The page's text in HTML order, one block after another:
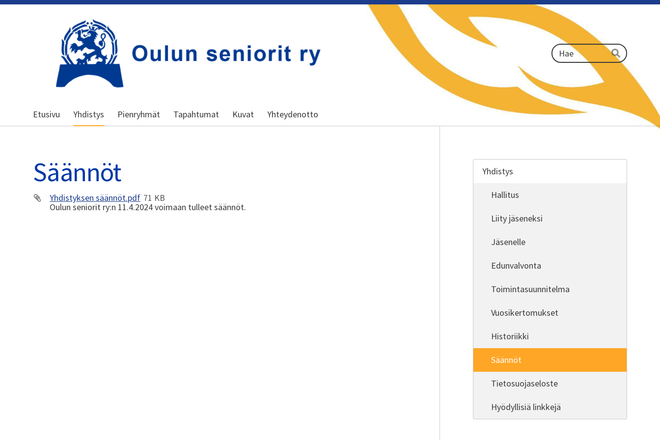
Kansallinen senioriliitto
Haku
Hae
Etusivu Yhdistys Pienryhmät Tapahtumat Kuvat Yhteydenotto
Säännöt
Yhdistyksen säännöt.pdf 71 KB
Oulun seniorit ry:n 11.4.2024 voimaan tulleet säännöt.
Yhdistys
Hallitus
Liity jäseneksi
Jäsenelle
Edunvalvonta
Toimintasuunnitelma
Vuosikertomukset
Historiikki
Säännöt
Tietosuojaseloste
Hyödyllisiä linkkejä